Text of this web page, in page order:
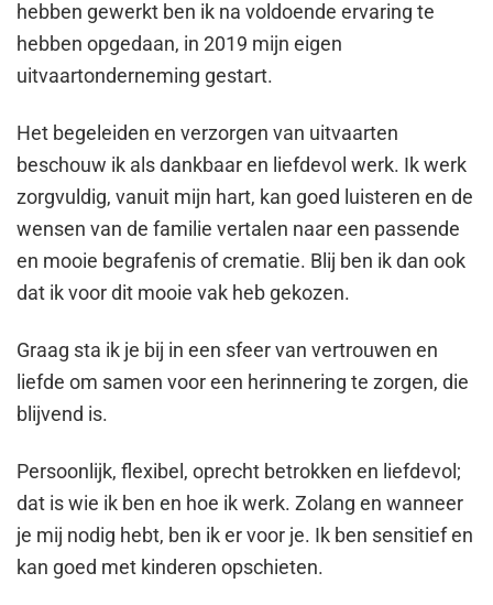
hebben gewerkt ben ik na voldoende ervaring te
hebben opgedaan, in 2019 mijn eigen
uitvaartonderneming gestart.
Het begeleiden en verzorgen van uitvaarten
beschouw ik als dankbaar en liefdevol werk. Ik werk
zorgvuldig, vanuit mijn hart, kan goed luisteren en de
wensen van de familie vertalen naar een passende
en mooie begrafenis of crematie. Blij ben ik dan ook
dat ik voor dit mooie vak heb gekozen.
Graag sta ik je bij in een sfeer van vertrouwen en
liefde om samen voor een herinnering te zorgen, die
blijvend is.
Persoonlijk, flexibel, oprecht betrokken en liefdevol;
dat is wie ik ben en hoe ik werk. Zolang en wanneer
je mij nodig hebt, ben ik er voor je. Ik ben sensitief en
kan goed met kinderen opschieten.